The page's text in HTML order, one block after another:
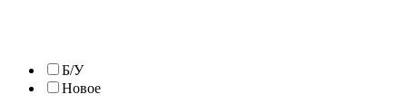
Б/У
Новое